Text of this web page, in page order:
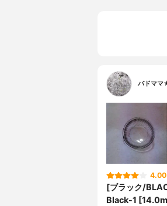
バドマ
4.00
[ブラック/
Black-1